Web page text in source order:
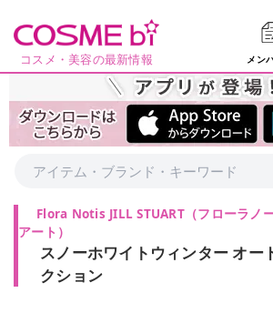
コスメ・美容の最新情報 メン
Flora Notis JILL STUART（フローラノ
アート ）
スノーホワイトウィンター オー
クション